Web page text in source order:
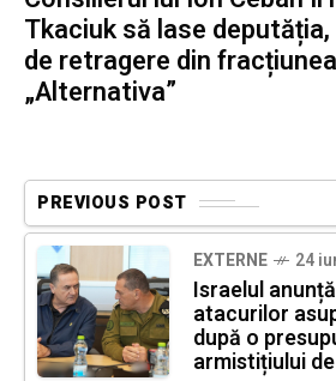
Tkaciuk să lase
de retragere din
„Alternativa”
PREVIOUS POST
EXTERNE 24
Israelul
atacurilor
după o
armistițiului